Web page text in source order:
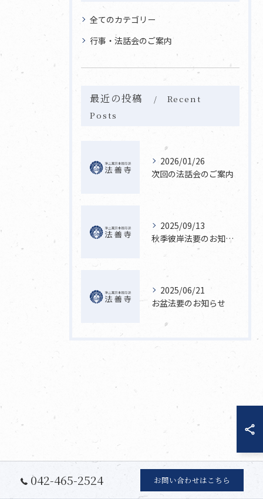
全てのカテゴリー
行事・法話会のご案内
最近の投稿
Recent
Posts
2026/01/26
次回の法話会のご案内
2025/09/13
秋季彼岸法要のお知らせ
2025/06/21
お盆法要のお知らせ
042-465-2524 お問い合わせはこちら